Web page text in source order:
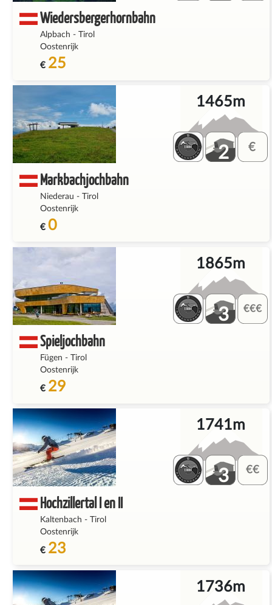
Wiedersbergerhornbahn
Alpbach -
Tirol
Oostenrijk
€ 25
Markbachjochbahn
Niederau - Tirol
Oostenrijk
€ 0
1465m
2
Spieljochbahn
Fügen -
Tirol
Oostenrijk
€ 29
1865m
3
Hochzillertal I en II
Kaltenbach - Tirol
Oostenrijk
€ 23
1741m
3
1736m